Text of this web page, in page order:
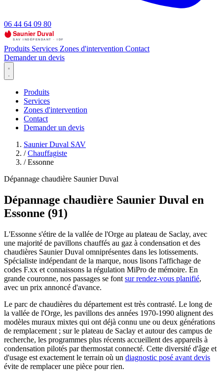
06 44 64 09 80
Produits Services Zones d'intervention Contact
Demander un devis
Produits
Services
Zones d'intervention
Contact
Demander un devis
Saunier Duval SAV
/ Chauffagiste
/ Essonne
Dépannage chaudière Saunier Duval
Dépannage chaudière Saunier Duval en
Essonne (91)
L'Essonne s'étire de la vallée de l'Orge au plateau de Saclay, avec
une majorité de pavillons chauffés au gaz à condensation et des
chaudières Saunier Duval omniprésentes dans les lotissements.
Spécialiste indépendant de la marque, nous lisons l'affichage de
codes F.xx et connaissons la régulation MiPro de mémoire. En
grande couronne, nos passages se font sur rendez-vous planifié,
avec un prix annoncé d'avance.
Le parc de chaudières du département est très contrasté. Le long de
la vallée de l'Orge, les pavillons des années 1970-1990 alignent des
modèles muraux mixtes qui ont déjà connu une ou deux générations
de remplacement ; sur le plateau de Saclay et autour des campus de
recherche, les programmes plus récents accueillent des appareils à
condensation pilotés par thermostat connecté. Cette diversité d'âge et
d'usage est exactement le terrain où un diagnostic posé avant devis
évite de remplacer une pièce pour rien.